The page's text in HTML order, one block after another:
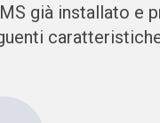
già installato e